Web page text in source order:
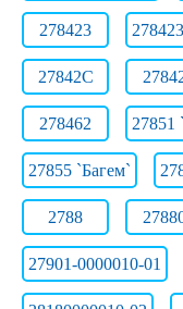
278423
27842C
278462 27851
27855 `Багем`
2788
27901-0000010-01